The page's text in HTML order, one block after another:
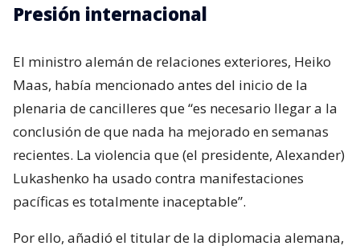
Presión internacional
El ministro alemán de relaciones exteriores, Heiko
Maas, había mencionado antes del inicio de la
plenaria de cancilleres que “es necesario llegar a la
conclusión de que nada ha mejorado en semanas
recientes. La violencia que (el presidente, Alexander)
Lukashenko ha usado contra manifestaciones
pacíficas es totalmente inaceptable”.
Por ello, añadió el titular de la diplomacia alemana,